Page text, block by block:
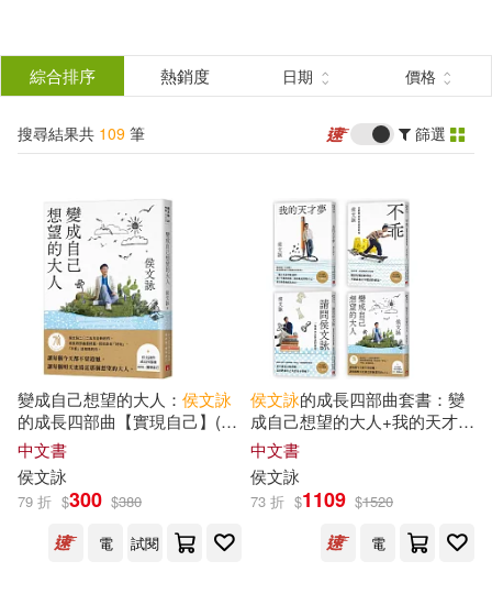
結
分類 (單選)
所有商品(109) 圖書(79)
電子書(22)
作者 (可複選)
侯文詠(106) 蔡康永(6)
余光中(1) 余秋雨(1)
吳晟(1) 孟東籬(1)
展開
綜合排序 熱銷度 日期 價格
搜尋結果共 109 筆 篩選
變成自己想望的大人： 侯文詠
的成長四部曲【實現自己】(侯
文詠二○二五年全新創作!)
中文書
侯文詠
79 折 $300 $380
電
試閱
侯文詠的成長四部曲套書：變
成自己想望的大人+我的天才夢
+不乖+請問
中文書
侯文詠
73 折 $1109 $1520
電